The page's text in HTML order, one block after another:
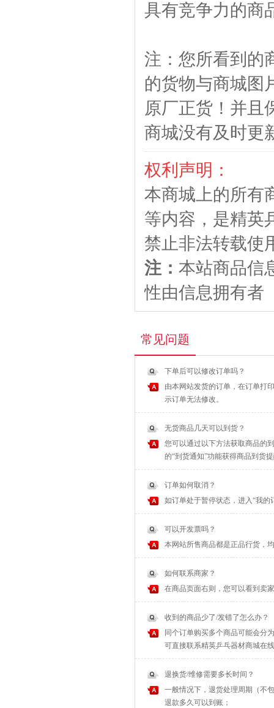
具有竞争力的商
注：您所看到的
的货物与商城图
原厂正货！并且
商城没有及时更
权利声明：
本商城上的所有
等内容，是精英
禁止非法转载使
注： 本站商品信
性由信息拥有者
常见问题
下单后可以修改订单吗？
由本网站发货的订单，在订单打
示订单无法修改。
无货商品几天可以到货？
您可以通过以下方法获取商品的
的“到货通知”功能获得商品到货
订单如何取消？
如订单处于暂停状态，进入“我
可以开发票吗？
本网站所售商品都是正品行货，
如何联系商家？
在商品页面右则，您可以看到卖
收到的商品少了/发错了怎么办？
同个订单购买多个商品可能会分
可直接联系精英乒乓器材商城在
退换货/维修需要多长时间？
一般情况下，退货处理周期（不
退款多久可以到账；